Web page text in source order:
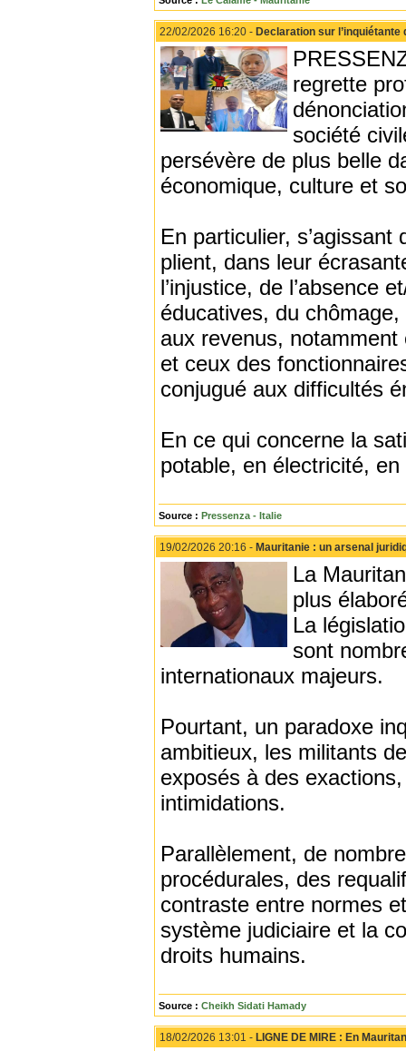
22/02/2026 16:20 - Declaration sur
regrette
société
persévère de plus belle
économique, culture et
En particulier,
plient, dans leur
l’injustice, de l’absence
éducatives, du
aux revenus,
et ceux des
conjugué aux difficultés
En ce qui concerne la
potable, en électricité,
Source : Pressenza - Italie
19/02/2026 20:16 - Mauritanie : un arsenal
La
plus
La
sont
internationaux majeurs.
Pourtant, un paradoxe
ambitieux, les militants
exposés à des
intimidations.
Parallèlement, de
procédurales, des
contraste entre normes
système judiciaire et la
droits humains.
Source : Cheikh Sidati Hamady
18/02/2026 13:01 - LIGNE DE MIRE : En